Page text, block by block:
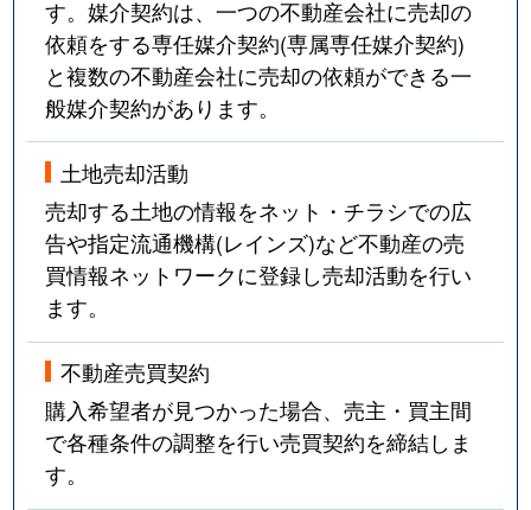
す。媒介契約は、一つの不動産会社に売却の
依頼をする専任媒介契約(専属専任媒介契約)
と複数の不動産会社に売却の依頼ができる一
般媒介契約があります。
土地売却活動
売却する土地の情報をネット・チラシでの広
告や指定流通機構(レインズ)など不動産の売
買情報ネットワークに登録し売却活動を行い
ます。
不動産売買契約
購入希望者が見つかった場合、売主・買主間
で各種条件の調整を行い売買契約を締結しま
す。